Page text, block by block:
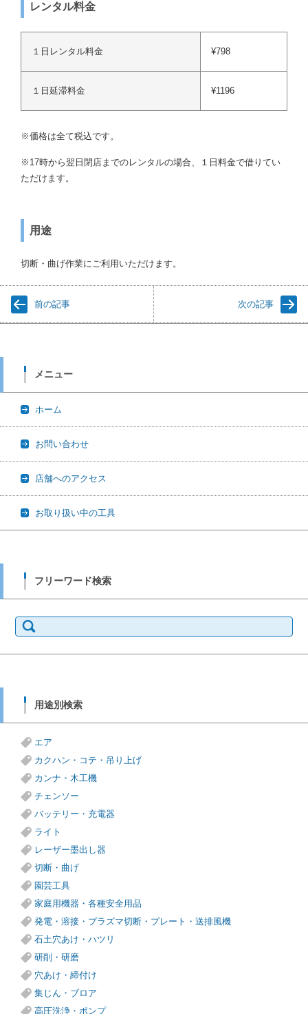
レンタル料金
１日レンタル料金 ¥798
１日延滞料金 ¥1196
※価格は全て税込です。
※17時から翌日閉店までのレンタルの場合、１日料金で借りてい
ただけます。
用途
切断・曲げ作業にご利用いただけます。
前の記事 次の記事
メニュー
ホーム
お問い合わせ
店舗へのアクセス
お取り扱い中の工具
フリーワード検索
索:
用途別検索
エア
カクハン・コテ・吊り上げ
カンナ・木工機
チェンソー
バッテリー・充電器
ライト
レーザー墨出し器
切断・曲げ
園芸工具
家庭用機器・各種安全用品
発電・溶接・プラズマ切断・プレート・送排風機
石土穴あけ・ハツリ
研削・研磨
穴あけ・締付け
集じん・ブロア
高圧洗浄・ポンプ